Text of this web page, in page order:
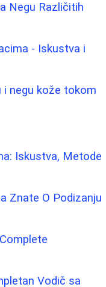
Negu Različitih
- Iskustva i
i negu kože tokom
Iskustva, Metode
Znate O Podizanju
Vodič sa